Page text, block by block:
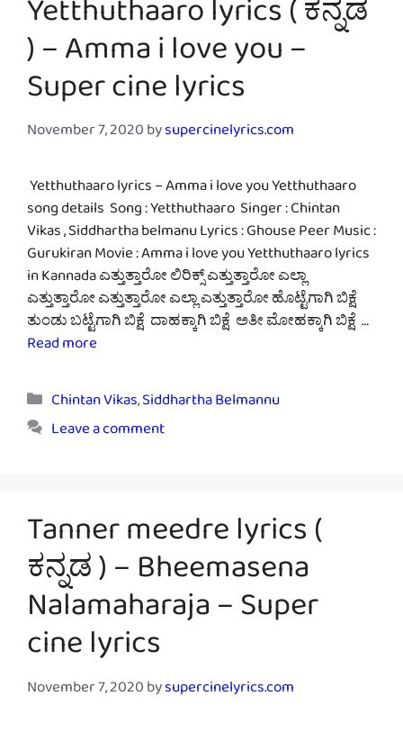
Yetthuthaaro lyrics ( ಕನ್ನಡ
) – Amma i love you –
Super cine lyrics
November 7, 2020bysupercinelyrics.com
Yetthuthaaro lyrics – Amma i love you Yetthuthaaro
song details Song : Yetthuthaaro Singer : Chintan
Vikas , Siddhartha belmanu Lyrics : Ghouse Peer Music :
Gurukiran Movie : Amma i love you Yetthuthaaro lyrics
in Kannada ಎತ್ತುತ್ತಾರೋ ಲಿರಿಕ್ಸ್ ಎತ್ತುತ್ತಾರೋ ಎಲ್ಲಾ
ಎತ್ತುತ್ತಾರೋ ಎತ್ತುತ್ತಾರೋ ಎಲ್ಲಾ ಎತ್ತುತ್ತಾರೋ ಹೊಟ್ಟೆಗಾಗಿ ಬಿಕ್ಷೆ
ತುಂಡು ಬಟ್ಟೆಗಾಗಿ ಬಿಕ್ಷೆ ದಾಹಕ್ಕಾಗಿ ಬಿಕ್ಷೆ ಅತೀ ಮೋಹಕ್ಕಾಗಿ ಬಿಕ್ಷೆ …
Read more
Categories
Chintan Vikas,Siddhartha Belmannu
Leave a comment
Tanner meedre lyrics (
ಕನ್ನಡ ) – Bheemasena
Nalamaharaja – Super
cine lyrics
November 7, 2020bysupercinelyrics.com